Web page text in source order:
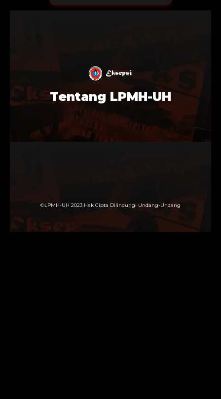
Tentang LPMH-UH
©LPMH-UH 2023 Hak Cipta Dilindungi Undang-Undang